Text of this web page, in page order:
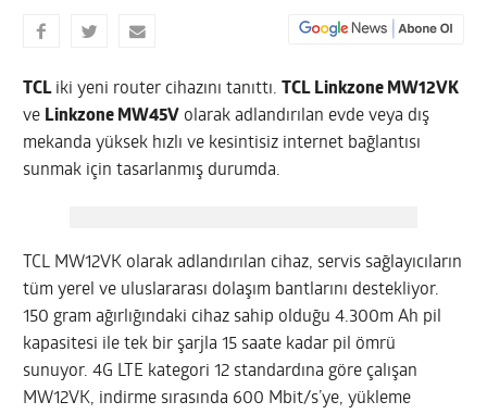
TCL iki yeni router cihazını tanıttı.
TCL Linkzone MW12VK
ve Linkzone MW45V olarak adlandırılan evde veya dış
mekanda yüksek hızlı ve kesintisiz internet bağlantısı
sunmak için tasarlanmış durumda.
TCL MW12VK olarak adlandırılan cihaz, servis sağlayıcıların
tüm yerel ve uluslararası dolaşım bantlarını destekliyor.
150 gram ağırlığındaki cihaz sahip olduğu 4.300m Ah pil
kapasitesi ile tek bir şarjla 15 saate kadar pil ömrü
sunuyor. 4G LTE kategori 12 standardına göre çalışan
MW12VK, indirme sırasında 600 Mbit/s’ye, yükleme